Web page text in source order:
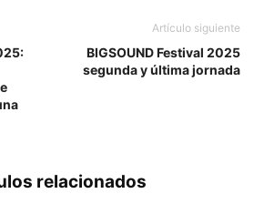
Artículo siguiente
BIGSOUND Festival 2025
segunda y última jornada
relacionados